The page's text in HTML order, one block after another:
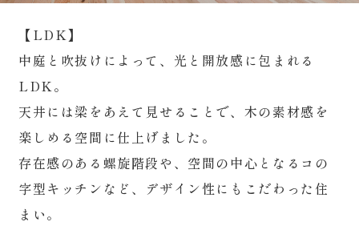
【LDK】
中庭と吹抜けによって、光と開放感に包まれる
LDK。
天井には梁をあえて見せることで、木の素材感を
楽しめる空間に仕上げました。
存在感のある螺旋階段や、空間の中心となるコの
字型キッチンなど、デザイン性にもこだわった住
まい。